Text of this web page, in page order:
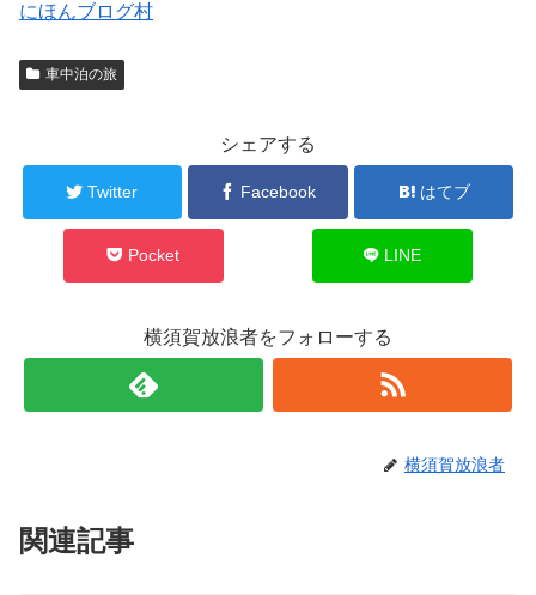
にほんブログ村
車中泊の旅
シェアする
Twitter Facebook はてブ
Pocket LINE
横須賀放浪者をフォローする
横須賀放浪者
関連記事